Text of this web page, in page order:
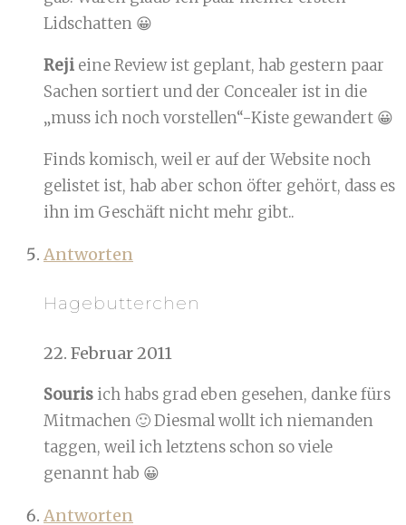
Lidschatten 😀
Reji eine Review ist geplant, hab gestern paar
Sachen sortiert und der Concealer ist in die
„muss ich noch vorstellen“-Kiste gewandert 😀
Finds komisch, weil er auf der Website noch
gelistet ist, hab aber schon öfter gehört, dass es
ihn im Geschäft nicht mehr gibt..
Antworten
Hagebutterchen
22. Februar 2011
Souris ich habs grad eben gesehen, danke fürs
Mitmachen 🙂 Diesmal wollt ich niemanden
taggen, weil ich letztens schon so viele
genannt hab 😀
Antworten